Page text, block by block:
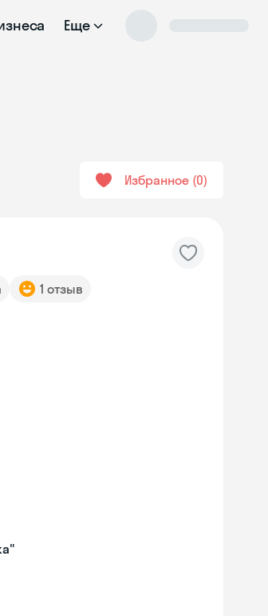
Еще
Избранное 0
1 отзыв